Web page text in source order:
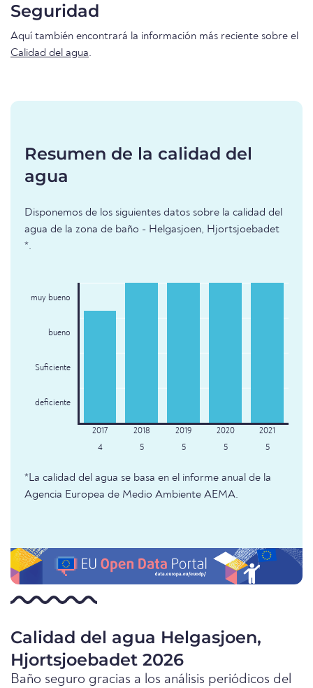
Seguridad
Aquí también encontrará la información más reciente sobre el
Calidad del agua.
Resumen de la calidad del
agua
Disponemos de los siguientes datos sobre la calidad del
agua de la zona de baño - Helgasjoen, Hjortsjoebadet
*.
muy bueno
bueno
Suficiente
deficiente
4 5 5 5 5
*La calidad del agua se basa en el informe anual de la
Agencia Europea de Medio Ambiente AEMA.
Calidad del agua Helgasjoen,
Hjortsjoebadet 2026
Baño seguro gracias a los análisis periódicos del